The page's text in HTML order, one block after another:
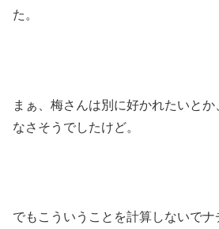
た。
まぁ、梅さんは別に好かれたいと
なさそうでしたけど。
でもこういうことを計算しないでナ